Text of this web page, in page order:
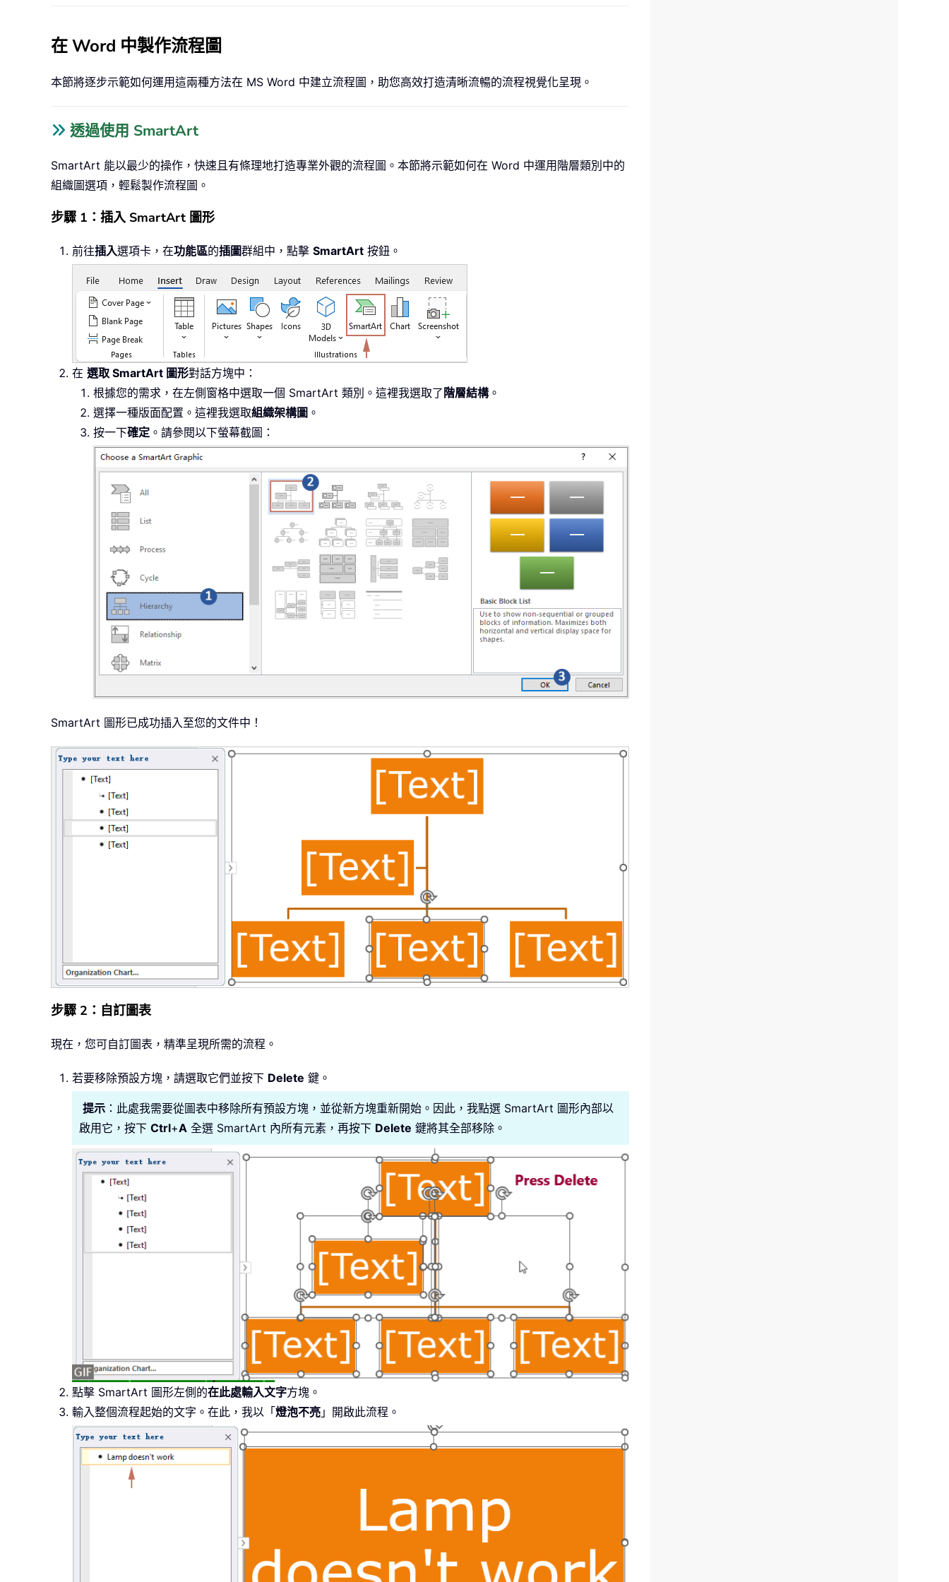
在 Word 中製作流程圖
本節將逐步示範如何運用這兩種方法在 MS Word 中建立流程圖，助您高效打造清晰流暢的流程視覺化呈現。
透過使用 SmartArt
SmartArt 能以最少的操作，快速且有條理地打造專業外觀的流程圖。本節將示範如何在 Word 中運用階層類別中的
組織圖選項，輕鬆製作流程圖。
步驟 1：插入 SmartArt 圖形
前往插入選項卡，在功能區的插圖群組中，點擊 SmartArt 按鈕。
在 選取 SmartArt 圖形對話方塊中：
根據您的需求，在左側窗格中選取一個 SmartArt 類別。這裡我選取了 階層結構。
選擇一種版面配置。這裡我選取組織架構圖 。
按一下確定 。請參閱以下螢幕截圖：
SmartArt 圖形已成功插入至您的文件中！
步驟 2：自訂圖表
現在，您可自訂圖表，精準呈現所需的流程。
若要移除預設方塊，請選取它們並按下 Delete 鍵。
提示 ：此處我需要從圖表中移除所有預設方塊，並從新方塊重新開始。因此，我點選 SmartArt 圖形內部以
啟用它，按下 Ctrl+A 全選 SmartArt 內所有元素，再按下 Delete 鍵將其全部移除。
點擊 SmartArt 圖形左側的在此處輸入文字方塊。
輸入整個流程起始的文字。在此，我以「燈泡不亮 」開啟此流程。